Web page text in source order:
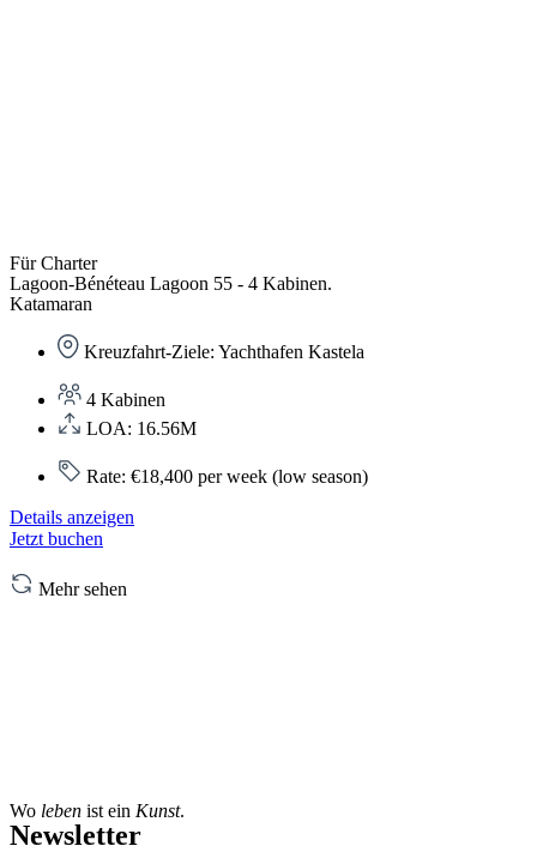
Für Charter
Lagoon-Bénéteau Lagoon 55 - 4 Kabinen.
Katamaran
Kreuzfahrt-Ziele: Yachthafen Kastela
4 Kabinen
LOA: 16.56M
Rate: €18,400 per week (low season)
Details anzeigen
Jetzt buchen
Mehr sehen
Wo leben ist ein Kunst.
Newsletter